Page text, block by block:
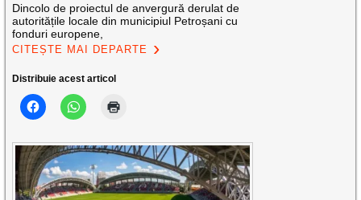
Dincolo de proiectul de anvergură derulat de
autoritățile locale din municipiul Petroșani cu
fonduri europene,
CITEȘTE MAI DEPARTE
Distribuie acest articol